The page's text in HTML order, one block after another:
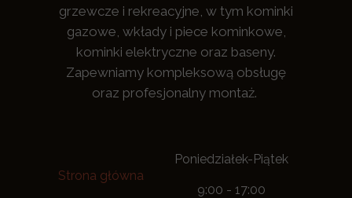
grzewcze i rekreacyjne, w tym kominki
gazowe, wkłady i piece kominkowe,
kominki elektryczne oraz baseny.
Zapewniamy kompleksową obsługę
oraz profesjonalny montaż.
Strona główna
Poniedziałek-Piątek
9:00 - 17:00